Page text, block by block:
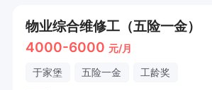
物业综合维修工（五险一金）
4000-6000 元/月
于家堡 五险一金 工龄奖